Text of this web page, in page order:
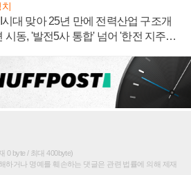
시대 맞아 25년 만에 전력산업 구조개
시동, '발전5사 통합' 넘어 '한전 지주사'
0 byte / 최대 400byte)
하거나 명예를 훼손하는 댓글은 관련 법률에 의해 제재